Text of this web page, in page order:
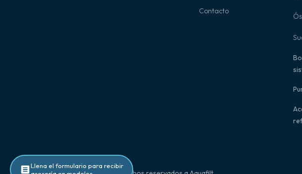
Llena el formulario para recibir
Contacto